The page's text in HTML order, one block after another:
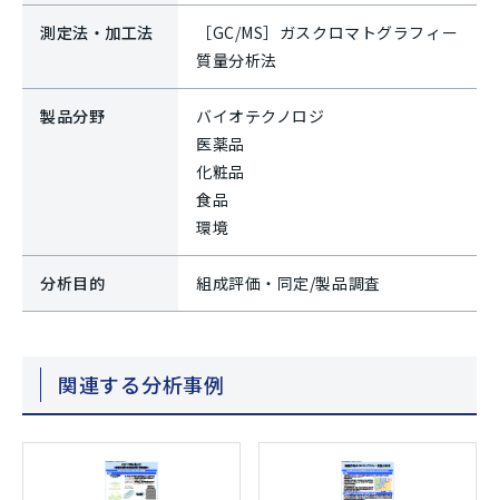
測定法・加工法
［GC/MS］ガスクロマトグラフィー
質量分析法
製品分野
バイオテクノロジ
医薬品
化粧品
食品
環境
分析目的 組成評価・同定/製品調査
関連する分析事例